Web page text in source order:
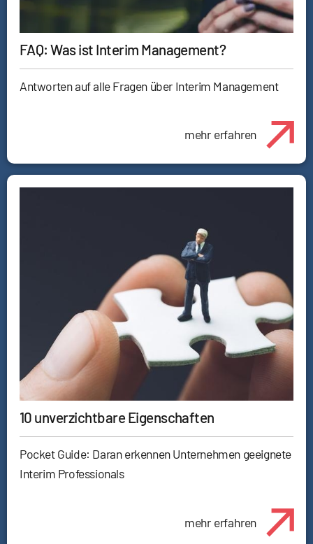
FAQ: Was ist Interim Management?
Antworten auf alle Fragen über Interim Management
mehr erfahren
10 unverzichtbare Eigenschaften
Pocket Guide: Daran erkennen Unternehmen geeignete
Interim Professionals
mehr erfahren